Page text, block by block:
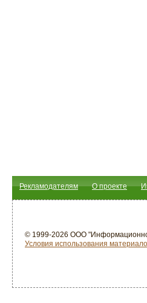
Рекламодателям О проекте
© 1999-2026 ООО
Условия использования